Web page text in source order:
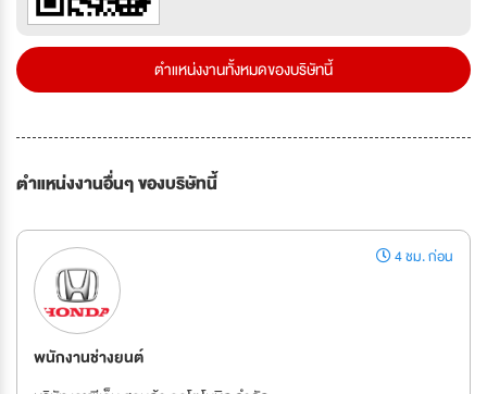
ตำแหน่งงานทั้งหมดของบริษัทนี้
ตำแหน่งงานอื่นๆ ของบริษัทนี้
4 ชม. ก่อน
พนักงานช่างยนต์